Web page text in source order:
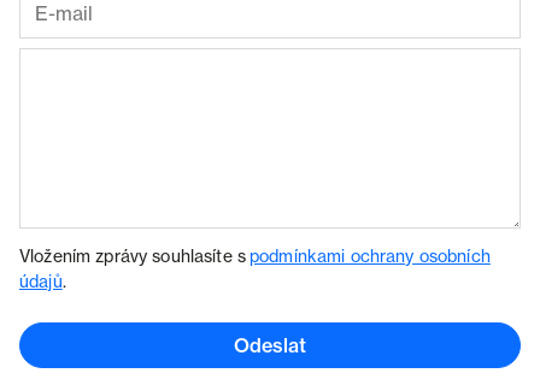
Vložením zprávy souhlasíte spodmínkami ochrany osobních
údajů.
Odeslat